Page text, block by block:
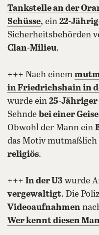
Tankstelle an der
Schüsse, ein 22-
Sicherheitsbehörden
Clan-Milieu.
+++ Nach einem
in Friedrichshainin
wurde ein 25-Jähriger
Sehnde bei einer
Obwohl der Mann ein
das Motiv mutmaßlich
religiös.
+++ In der U3 wurde
vergewaltigt. Die
Videoaufnahmen
Wer kennt diesen